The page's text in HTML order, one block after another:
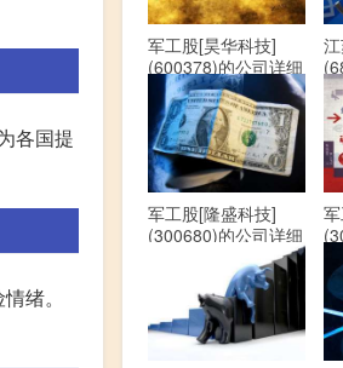
各国提
绪。
军工股[昊华科技]
(600378)的公司详细
资料
军工股[隆盛科技]
(300680)的公司详细